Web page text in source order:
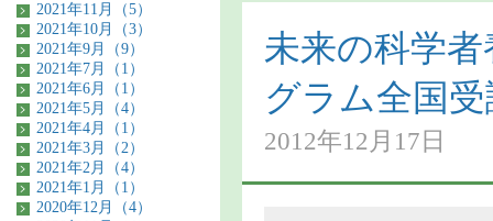
未来の科学
グラム全国
2012年12月17日
2021年11月（5）
2021年10月（3）
2021年9月（9）
2021年7月（1）
2021年6月（1）
2021年5月（4）
2021年4月（1）
2021年3月（2）
2021年2月（4）
2021年1月（1）
2020年12月（4）